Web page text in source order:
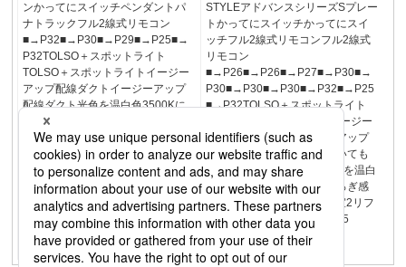
ンかってにスイッチペンダントパ
ナトラックフル2線式リモコン
■→P32■→P30■→P29■→P25■→
P32TOLSO＋スポットライト
TOLSO＋スポットライトイージー
アップ配線ダクトイージーアップ
配線ダクト光色を温白色3500Kに
することで落ち着いた雰囲気で手
元も見やすくPoint■→メリハリ照
明について詳しくはＰ１2をご覧く
ださい。Well-Beingと脱炭素を実
現するオフィス空間メリハリ照明
＋イージーアッププランプラン紹
介1執務室＆打ち合わせコーナー4
エントランス451グレアカットフー
ド■→P25
STYLEアドバンスシリーズSプレー
トかってにスイッチかってにスイ
ッチフル2線式リモコンフル2線式
リモコン
■→P26■→P26■→P27■→P30■→
P30■→P30■→P30■→P32■→P25
■→P32TOLSO＋スポットライト
TOLSO＋スポットライトイージー
アップ配線ダクトイージーアップ
配線ダクト手がふさがっていても
センサで自動ON/OFF。光色を温白
色3500Kにすることでくつろぎ感
と作業性が両立Point3会議室2リフ
レッシュスペース326■→P25